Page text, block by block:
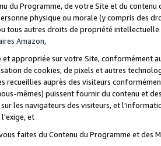
du Programme, de votre Site et du
physique ou morale (y compris des
tous autres droits de propriété
Amazon,
et appropriée sur votre Site, conformément
de cookies, de pixels et autres
recueillies auprès des visiteurs
mêmes) puissent fournir du contenu et
les navigateurs des visiteurs, et
et
faites du Contenu du Programme et des